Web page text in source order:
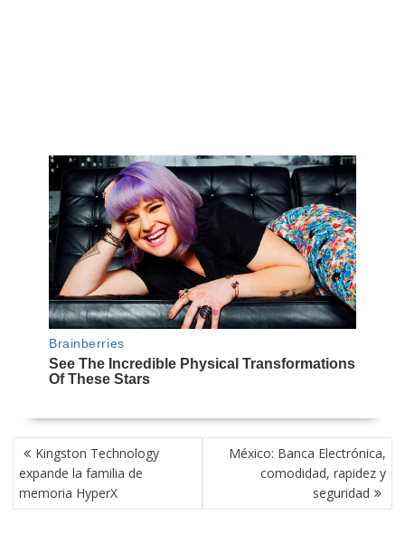
NAVEGACIÓN
DE
ENTRADAS
Kingston Technology
expande la familia de
memoria HyperX
México: Banca Electrónica,
comodidad, rapidez y
seguridad